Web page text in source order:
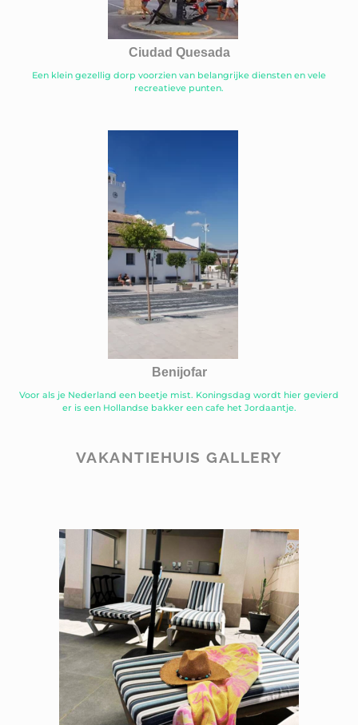
Ciudad Quesada
Een klein gezellig dorp voorzien van belangrijke diensten en vele
recreatieve punten.
Benijofar
Voor als je Nederland een beetje mist. Koningsdag wordt hier gevierd
er is een Hollandse bakker een cafe het Jordaantje.
VAKANTIEHUIS GALLERY